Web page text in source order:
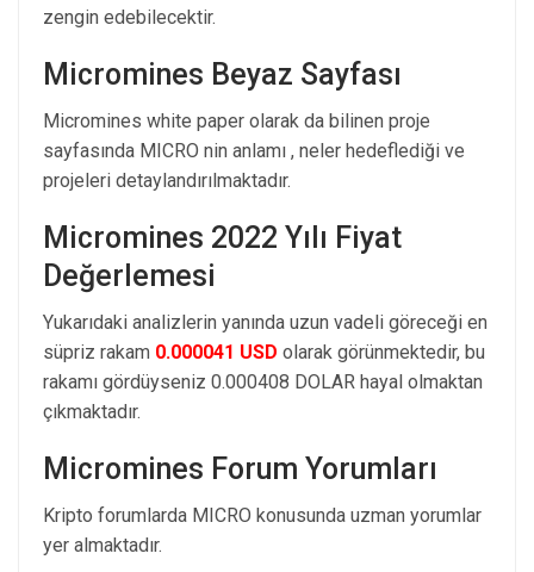
zengin edebilecektir.
Micromines Beyaz Sayfası
Micromines white paper olarak da bilinen proje
sayfasında MICRO nin anlamı , neler hedeflediği ve
projeleri detaylandırılmaktadır.
Micromines 2022 Yılı Fiyat
Değerlemesi
Yukarıdaki analizlerin yanında uzun vadeli göreceği en
süpriz rakam 0.000041 USD olarak görünmektedir, bu
rakamı gördüyseniz 0.000408 DOLAR hayal olmaktan
çıkmaktadır.
Micromines Forum Yorumları
Kripto forumlarda MICRO konusunda uzman yorumlar
yer almaktadır.